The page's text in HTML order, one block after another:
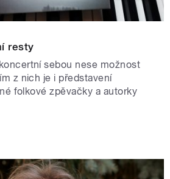
resty
sebou nese možnost
z nich je i představení
folkové zpěvačky a autorky